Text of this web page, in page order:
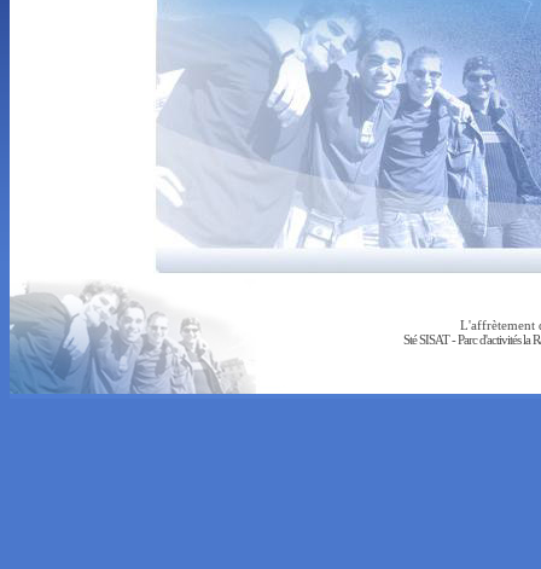
L'affrètement
Sté SISAT - Parc d'activités